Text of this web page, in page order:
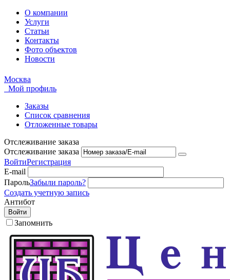
О компании
Услуги
Статьи
Контакты
Фото объектов
Новости
Москва
Мой профиль
Заказы
Список сравнения
Отложенные товары
Отслеживание заказа
Отслеживание заказа
ВойтиРегистрация
E-mail
ПарольЗабыли пароль?
Создать учетную запись
Антибот
Войти
Запомнить